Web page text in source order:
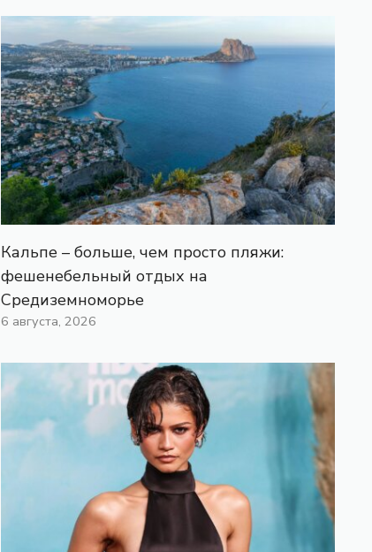
Кальпе – больше, чем просто пляжи:
фешенебельный отдых на
Средиземноморье
6 августа, 2026